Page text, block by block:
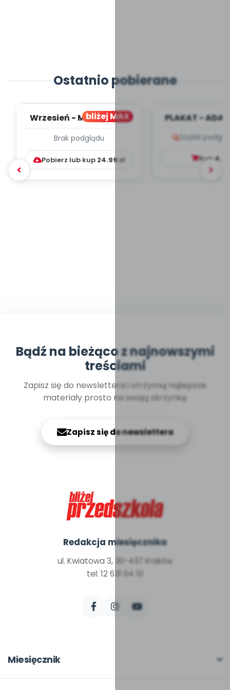
Ostatnio pobierane
bliżej MAX
Wrzesień - MIESIĘCZNY
WYCHOWAWCZO –
DYDAKTYC...
Brak podglądu
Pobierz lub kup 24.99 zł
PLAKAT -
Szybki
Kup
Bądź na bieżąco z najnowszymi
treściami
Zapisz się do newslettera i otrzymuj najlepsze
materiały prosto na swoją skrzynkę
Zapisz się do newslettera
Redakcja miesięcznika
ul. Kwiatowa 3, 30-437 Kraków
tel: 12 631 04 10
Miesięcznik